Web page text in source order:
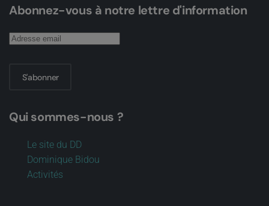
Abonnez-vous à notre lettre d'information
S'abonner
Qui sommes-nous ?
Le site du DD
Dominique Bidou
Activités